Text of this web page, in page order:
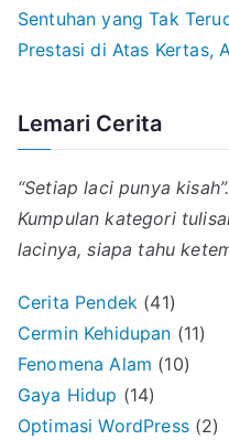
Sentuhan yang Tak
Prestasi di Atas Kertas,
Lemari Cerita
“Setiap laci punya kisah”.
Kumpulan kategori
lacinya, siapa tahu
Cerita Pendek (41)
Cermin Kehidupan (11)
Fenomena Alam (10)
Gaya Hidup (14)
Optimasi WordPress(2)